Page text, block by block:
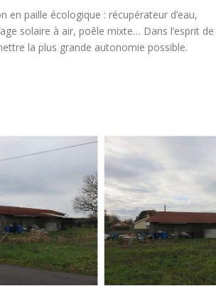
paille écologique : récupérateur d’eau,
solaire à air, poêle mixte… Dans l’esprit de
la plus grande autonomie possible.